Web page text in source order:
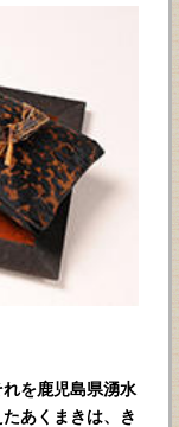
を鹿児島県湧水
あくまきは、き